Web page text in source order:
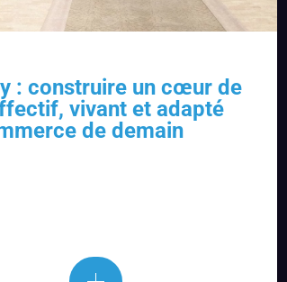
: construire un cœur de
vivant et adapté
de demain